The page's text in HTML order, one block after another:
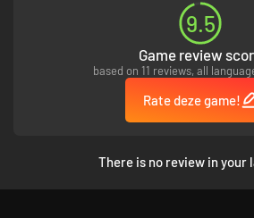
9.5
Game review
based on 11 reviews, all
Rate deze game!
There is no review in your